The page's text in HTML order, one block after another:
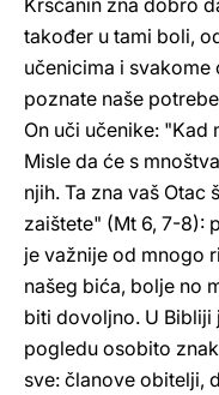
Kršćanin zna dobro
također u tami boli,
učenicima i svakome
poznate naše
On uči učenike: "Kad
Misle da će s
njih. Ta zna vaš Otac
zaištete" (Mt 6, 7-8):
je važnije od mnogo
našeg bića, bolje no
biti dovoljno. U
pogledu osobito
sve: članove obitelji,